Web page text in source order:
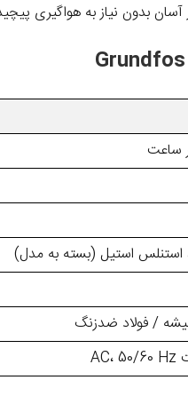
آسان بدون نیاز به هواگیری
/ فولاد ضدزنگ